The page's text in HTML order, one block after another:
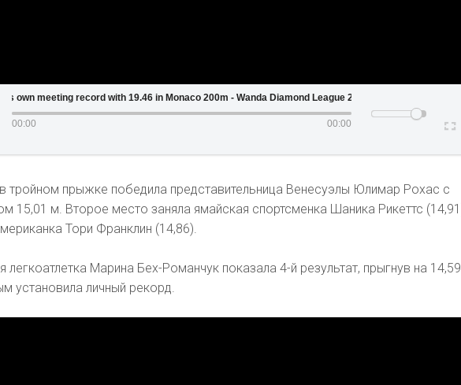
meeting record with 19.46 in Monaco 200m - Wanda Diamond League 2022
00:00 00:00
тройном прыжке победила представительница Венесуэлы Юлимар Рохас с
15,01 м. Второе место заняла ямайская спортсменка Шаника Рикеттс
Тори Франклин (14,86).
легкоатлетка Марина Бех-Романчук показала 4-й результат, прыгнув на
установила личный рекорд.